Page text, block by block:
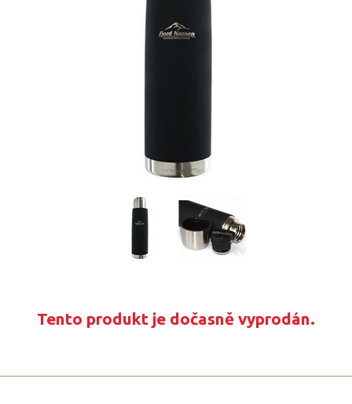
Tento produkt je dočasně vyprodán.